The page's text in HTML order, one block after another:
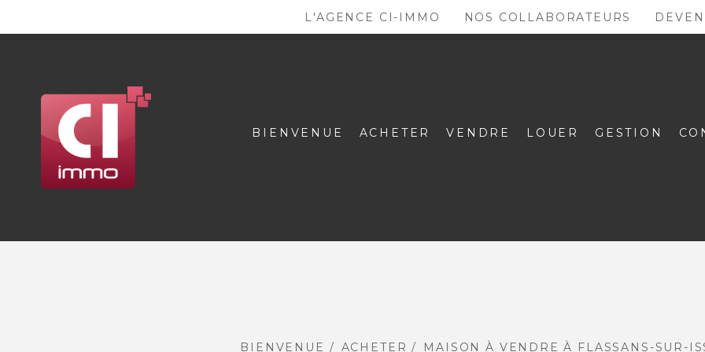
L'AGENCE CI-IMMO NOS COLLABORATEURS
BIENVENUE ACHETER VENDRE LOUER GESTION
BIENVENUE ACHETER MAISON À VENDRE À FLASSANS-SUR-